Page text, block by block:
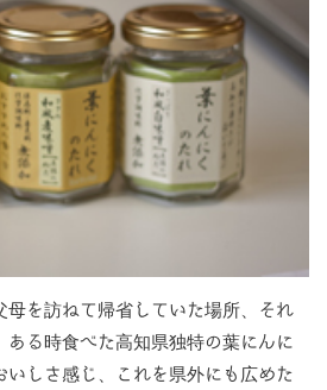
母を訪ねて帰省していた場所、それ
ある時食べた高知県独特の葉にんに
いしさ感じ、これを県外にも広めた